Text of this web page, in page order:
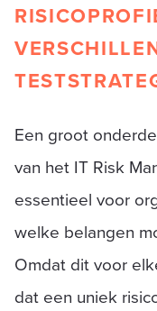
Een groot
van het IT Risk
essentieel voor
welke belangen
Omdat dit voor
dat een uniek